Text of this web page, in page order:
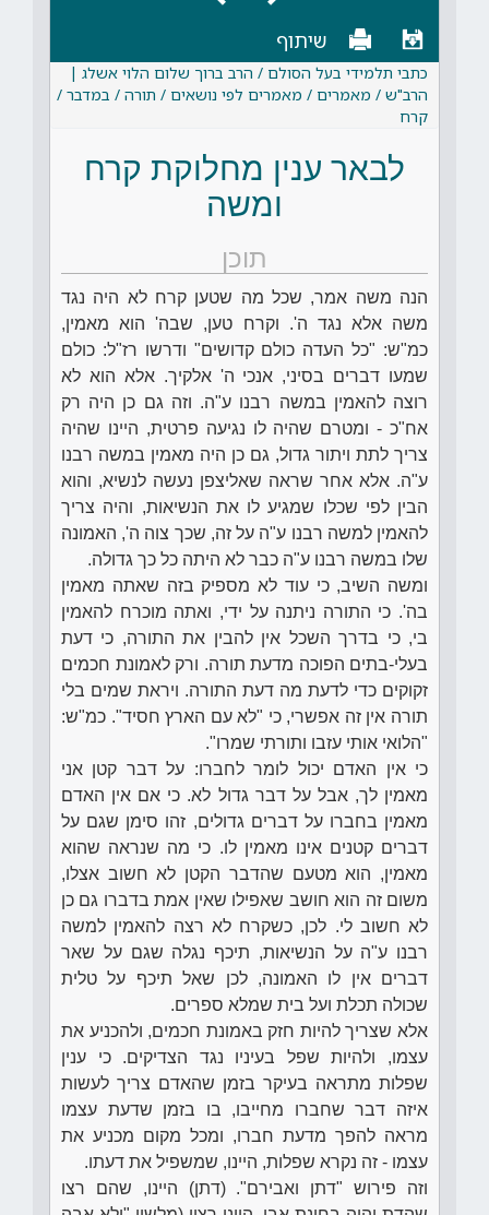
שיתוף
כתבי תלמידי בעל הסולם / הרב ברוך שלום הלוי אשלג |
הרב"ש / מאמרים / מאמרים לפי נושאים / תורה / במדבר /
קרח
לבאר ענין מחלוקת קרח
ומשה
תוכן
הנה משה אמר, שכל מה שטען קרח לא היה נגד
משה אלא נגד ה'. וקרח טען, שבה' הוא מאמין,
כמ"ש: "כל העדה כולם קדושים" ודרשו רז"ל: כולם
שמעו דברים בסיני, אנכי ה' אלקיך. אלא הוא לא
רוצה להאמין במשה רבנו ע"ה. וזה גם כן היה רק
אח"כ - ומטרם שהיה לו נגיעה פרטית, היינו שהיה
צריך לתת ויתור גדול, גם כן היה מאמין במשה רבנו
ע"ה. אלא אחר שראה שאליצפן נעשה לנשיא, והוא
הבין לפי שכלו שמגיע לו את הנשיאות, והיה צריך
להאמין למשה רבנו ע"ה על זה, שכך צוה ה', האמונה
שלו במשה רבנו ע"ה כבר לא היתה כל כך גדולה.
ומשה השיב, כי עוד לא מספיק בזה שאתה מאמין
בה'. כי התורה ניתנה על ידי, ואתה מוכרח להאמין
בי, כי בדרך השכל אין להבין את התורה, כי דעת
בעלי-בתים הפוכה מדעת תורה. ורק לאמונת חכמים
זקוקים כדי לדעת מה דעת התורה. ויראת שמים בלי
תורה אין זה אפשרי, כי "לא עם הארץ חסיד". כמ"ש:
"הלואי אותי עזבו ותורתי שמרו".
כי אין האדם יכול לומר לחברו: על דבר קטן אני
מאמין לך, אבל על דבר גדול לא. כי אם אין האדם
מאמין בחברו על דברים גדולים, זהו סימן שגם על
דברים קטנים אינו מאמין לו. כי מה שנראה שהוא
מאמין, הוא מטעם שהדבר הקטן לא חשוב אצלו,
משום זה הוא חושב שאפילו שאין אמת בדברו גם כן
לא חשוב לי. לכן, כשקרח לא רצה להאמין למשה
רבנו ע"ה על הנשיאות, תיכף נגלה שגם על שאר
דברים אין לו האמונה, לכן שאל תיכף על טלית
שכולה תכלת ועל בית שמלא ספרים.
אלא שצריך להיות חזק באמונת חכמים, ולהכניע את
עצמו, ולהיות שפל בעיניו נגד הצדיקים. כי ענין
שפלות מתראה בעיקר בזמן שהאדם צריך לעשות
איזה דבר שחברו מחייבו, בו בזמן שדעת עצמו
מראה להפך מדעת חברו, ומכל מקום מכניע את
עצמו - זה נקרא שפלות, היינו, שמשפיל את דעתו.
וזה פירוש "דתן ואבירם". (דתן) היינו, שהם רצו